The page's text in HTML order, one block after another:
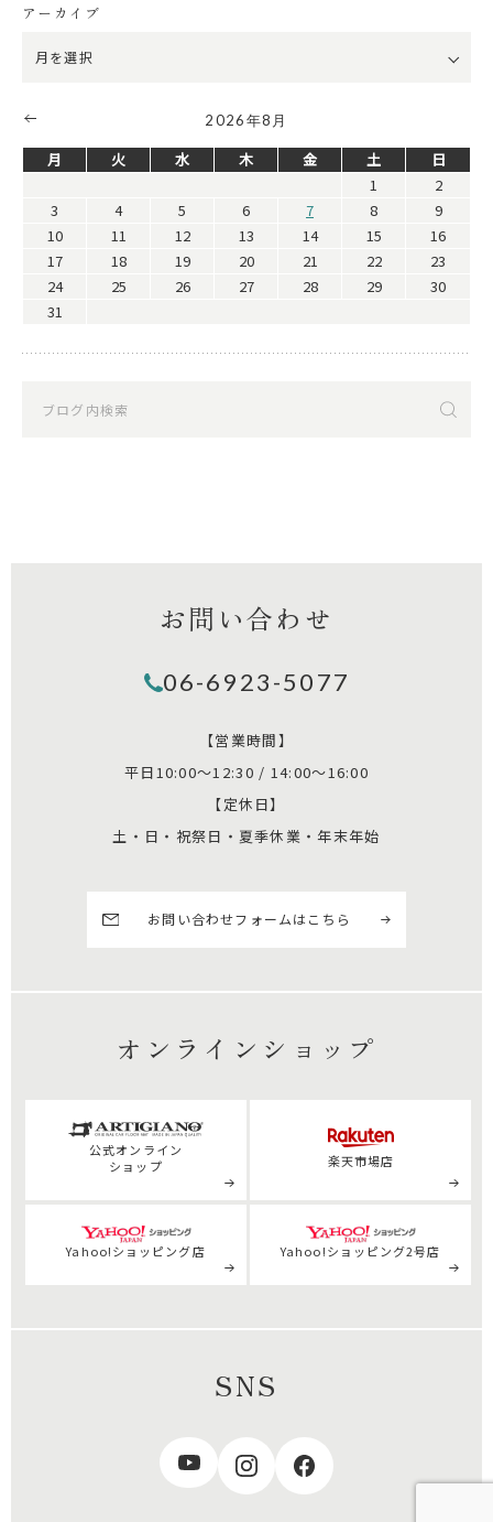
アーカイブ
2026年8月
月 火 水 木 金 土
日
1
2
3
4 5 6 7 8
9
10
11 12 13 14 15
16
17
18 19 20 21 22
23
24
25 26 27 28 29
30
31
お問い合わせ
06-6923-5077
【営業時間】
平日10:00～12:30 / 14:00～16:00
【定休日】
土・日・祝祭日・夏季休業・年末年始
お問い合わせフォームはこちら
オンラインショップ
公式オンライン
ショップ
楽天市場店
Yahoo!ショッピング店 Yahoo!ショッピング2号店
SNS